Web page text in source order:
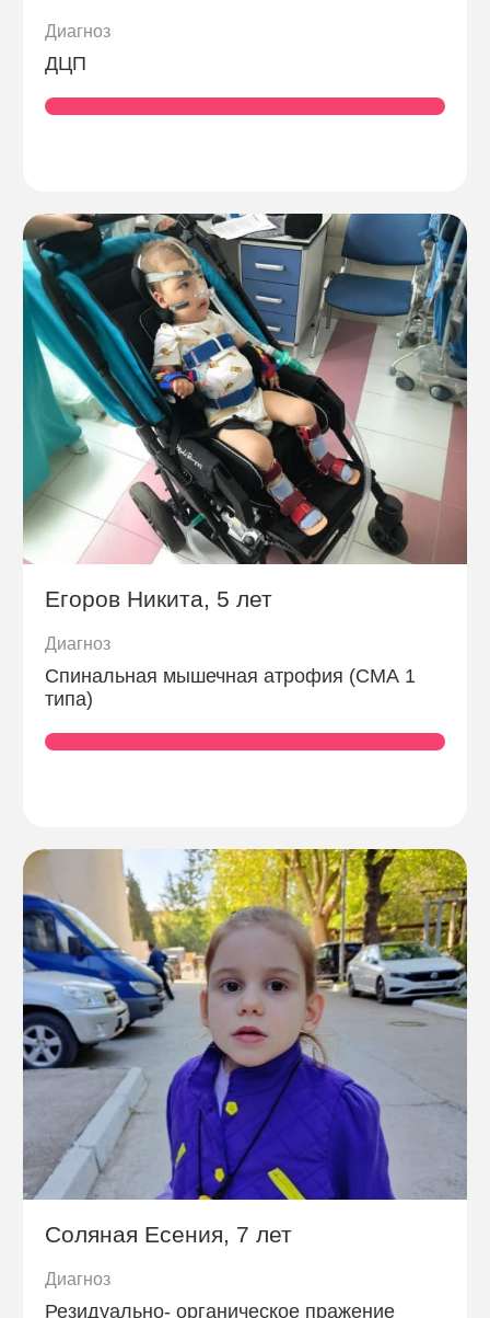
Диагноз
ДЦП
Егоров Никита, 5 лет
Диагноз
Спинальная мышечная атрофия (СМА 1
типа)
Соляная Есения, 7 лет
Диагноз
Резидуально- органическое пражение